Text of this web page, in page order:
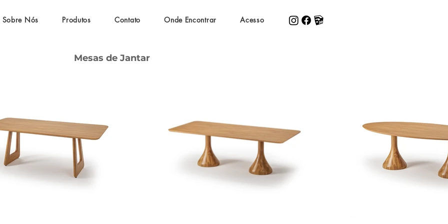
Sobre Nós Produtos Contato Onde Encontrar Acesso
Mesas de Jantar